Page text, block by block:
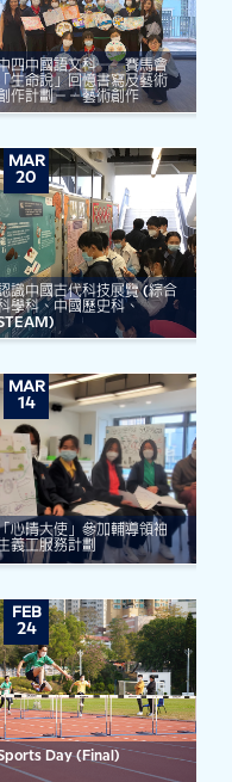
四中國語文科──賽馬會
「生命說」回憶書寫及藝術
作計劃－－藝術創作
MAR
20
識中國古代科技展覽 (綜合
學科、中國歷史科、
MAR
14
心晴大使」參加輔導領袖
義工服務計劃
FEB
24
Day (Final)